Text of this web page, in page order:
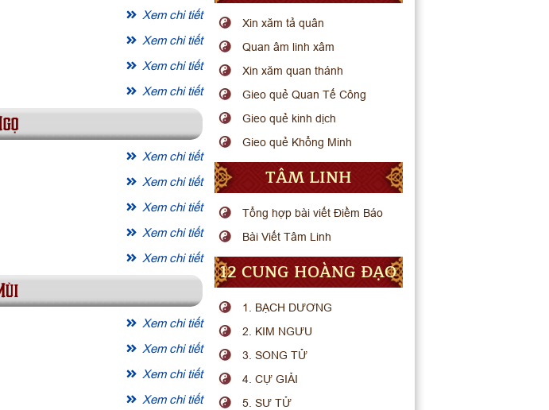
Xem chi tiết
Xem chi tiết
Xem chi tiết
Xem chi tiết
Xem chi tiết
Xem chi tiết
Xem chi tiết
Xem chi tiết
Xem chi tiết
Xem chi tiết
Xem chi tiết
Xem chi tiết
Xem chi tiết
Xin xăm tả quân
Quan âm linh xâm
Xin xăm quan thánh
Gieo quẻ Quan Tế Công
Gieo quẻ kinh dịch
Gieo quẻ Khổng Minh
TÂM LINH
Tổng hợp bài viết Điềm Báo
Bài Viết Tâm Linh
12 CUNG HOÀNG ĐẠO
1. BẠCH DƯƠNG
2. KIM NGƯU
3. SONG TỬ
4. CỰ GIẢI
5. SƯ TỬ